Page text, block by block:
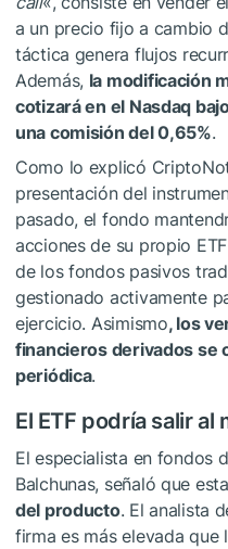
a un precio fijo a cambio
táctica genera flujos
Además, la modificación
cotizará en el Nasdaq
una comisión del 0,65%.
Como lo explicó
presentación del
pasado, el fondo
acciones de su propio
de los fondos pasivos
gestionado activamente
ejercicio. Asimismo, los
financieros derivados se
periódica.
El ETF podría salir al
El especialista en fondos
Balchunas, señaló que esta
del producto. El analista
firma es más elevada